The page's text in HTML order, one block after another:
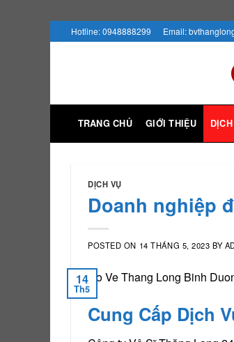
to
Hotline: 0948888299 Email:
TRANG CHỦ GIỚI THIỆU
DỊCH VỤ
Doanh nghiệp
POSTED ON 14 THÁNG 5, 2023 BY
14
Th5
Cung Cấp Dịch